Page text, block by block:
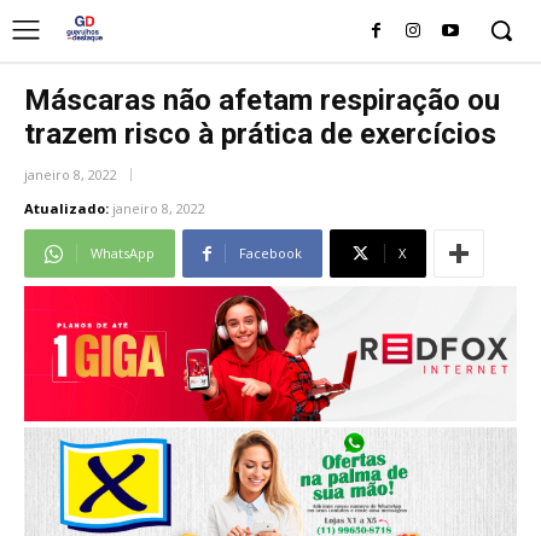
Máscaras não afetam respiração ou
trazem risco à prática de exercícios
janeiro 8, 2022
Atualizado: janeiro 8, 2022
WhatsApp Facebook X